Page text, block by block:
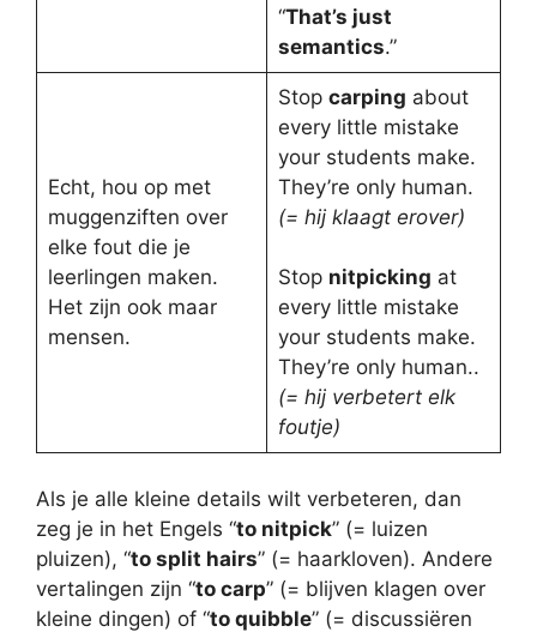
“That’s just
semantics.”
Echt, hou op met
muggenziften over
elke fout die je
leerlingen maken.
Het zijn ook maar
mensen.
Stop carping about
every little mistake
your students make.
They’re only human.
(= hij klaagt erover)
Stop nitpicking at
every little mistake
your students make.
They’re only human..
(= hij verbetert elk
foutje)
Als je alle kleine details wilt verbeteren, dan
zeg je in het Engels “to nitpick” (= luizen
pluizen), “to split hairs” (= haarkloven). Andere
vertalingen zijn “to carp” (= blijven klagen over
kleine dingen) of “to quibble” (= discussiëren